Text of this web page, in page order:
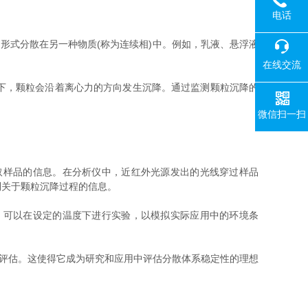
分散在另一种物质(称为连续相)中。例如，乳液、悬浮液
颗粒会沿着离心力的方向发生沉降。通过监测颗粒沉降的
的信息。在分析仪中，近红外光源发出的光线穿过样品
于颗粒沉降过程的信息。
在设定的温度下进行实验，以模拟实际应用中的环境条
。这使得它成为研究和应用中评估分散体系稳定性的理想
电话
在线交流
微信扫一扫